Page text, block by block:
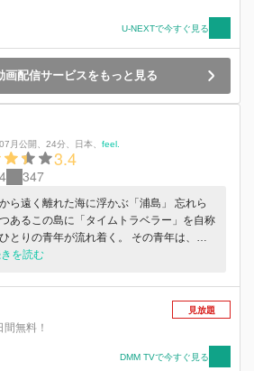
うように自身の想いを口にする。 「アキ
。私と結婚して下さい」 アンドロイドか
突然の求婚に困惑しながらも、アキラはユウ
共に旅へ出ることを決意する。 世界のど
いるはずのトワサと再会できると信じ
これは新時代を生きる×××と×××が愛を
U-NEXTで今すぐ見る
画配信サービスをもっと見る
月公開、 24分、 日本、 feel.
3.4
347
ら遠く離れた海に浮かぶ「浦島」 忘れら
あるこの島に「タイムトラベラー」を自称
とりの青年が流れ着く。 その青年は、凛
蓮、紗羅という3人の少女たちと出会い、
な因習と数々の謎を秘めた浦島をめぐる青
を読む
無料！
見放題
DMM TVで今すぐ見る